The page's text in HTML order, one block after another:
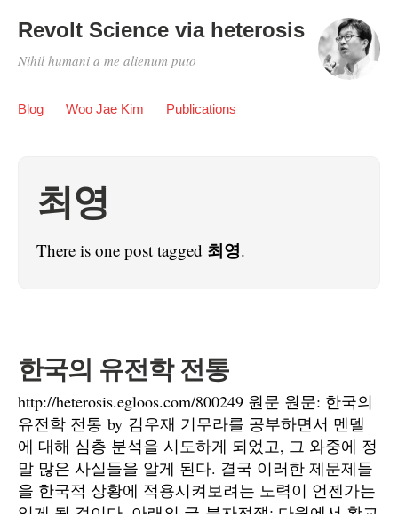
Revolt Science via heterosis
Nihil humani a me alienum puto
Blog Woo Jae Kim Publications
최영
There is one post tagged 최영.
한국의 유전학 전통
http://heterosis.egloos.com/800249 원문 원문: 한국의
유전학 전통 by 김우재 기무라를 공부하면서 멘델
에 대해 심층 분석을 시도하게 되었고, 그 와중에 정
말 많은 사실들을 알게 된다. 결국 이러한 제문제들
을 한국적 상황에 적용시켜보려는 노력이 언젠가는